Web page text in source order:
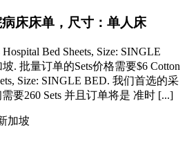
床床单，尺寸：单人床
Bed Sheets, Size: SINGLE
. 批量订单的Sets价格需要$6 Cotton
Size: SINGLE BED. 我们首选的采
要260 Sets 并且订单将是 准时 [...]